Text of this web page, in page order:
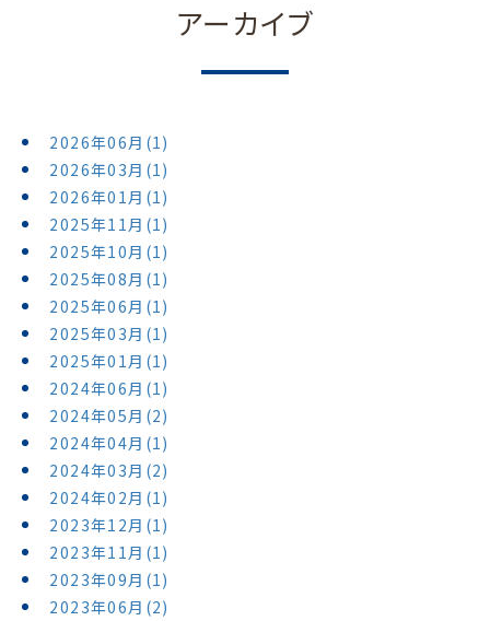
アーカイブ
2026年06月(1)
2026年03月(1)
2026年01月(1)
2025年11月(1)
2025年10月(1)
2025年08月(1)
2025年06月(1)
2025年03月(1)
2025年01月(1)
2024年06月(1)
2024年05月(2)
2024年04月(1)
2024年03月(2)
2024年02月(1)
2023年12月(1)
2023年11月(1)
2023年09月(1)
2023年06月(2)